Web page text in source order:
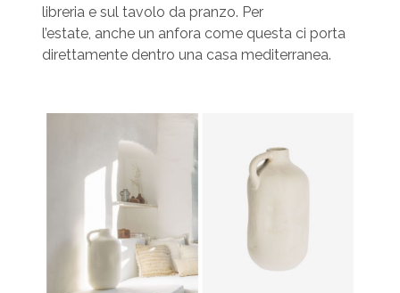
libreria e sul tavolo da pranzo. Per
l’estate, anche un anfora come questa ci porta
direttamente dentro una casa mediterranea.